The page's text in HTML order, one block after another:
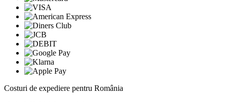
Costuri de expediere pentru România